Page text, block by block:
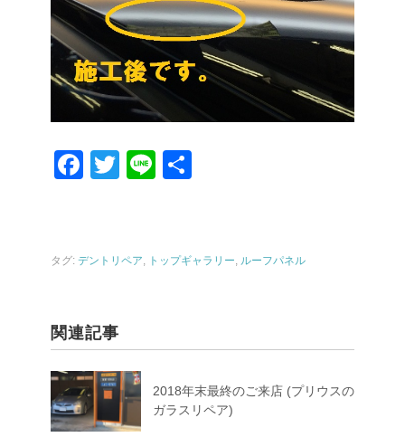
F
e
o
k
T
er
Li
タグ: デントリペア, トップギャラリー, ルーフパネル
関連記事
2018年末最終のご来店 (プリウスの
ガラスリペア)